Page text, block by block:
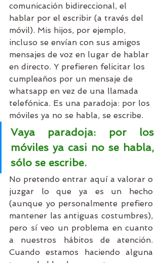
comunicación bidireccional, el
hablar por el escribir (a través del
móvil). Mis hijos, por ejemplo,
incluso se envían con sus amigos
mensajes de voz en lugar de hablar
en directo. Y prefieren felicitar los
cumpleaños por un mensaje de
whatsapp en vez de una llamada
telefónica. Es una paradoja: por los
móviles ya no se habla, se escribe.
Vaya paradoja: por los
móviles ya casi no se habla,
sólo se escribe.
No pretendo entrar aquí a valorar o
juzgar lo que ya es un hecho
(aunque yo personalmente prefiero
mantener las antiguas costumbres),
pero sí veo un problema en cuanto
a nuestros hábitos de atención.
Cuando estamos haciendo alguna